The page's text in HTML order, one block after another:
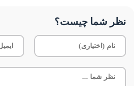
نظر شما چیست؟